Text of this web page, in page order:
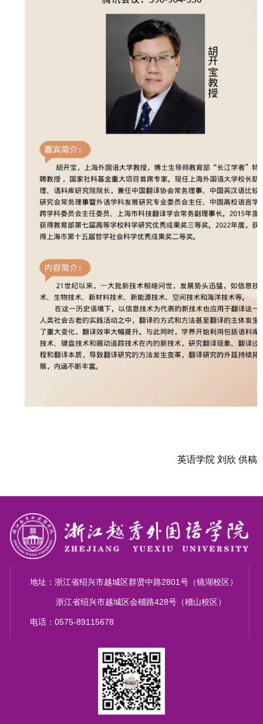
英语学院 刘欣 供稿
地址：浙江省绍兴市越城区群贤中路2801号（镜湖校区）
浙江省绍兴市越城区会稽路428号（稽山校区）
电话：0575-89115678